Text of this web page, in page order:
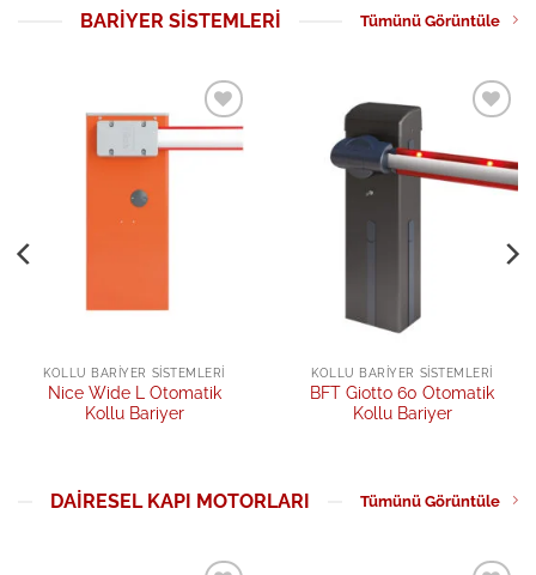
BARIYER SISTEMLERI Tümünü Görüntüle
Add to
wishlist
KOLLU BARIYER SISTEMLERI
Nice Wide L Otomatik
Kollu Bariyer
wishlist
KOLLU BARIYER SISTEMLERI
BFT Giotto 60 Otomatik
Kollu Bariyer
DAIRESEL KAPI MOTORLARI Tümünü Görüntüle